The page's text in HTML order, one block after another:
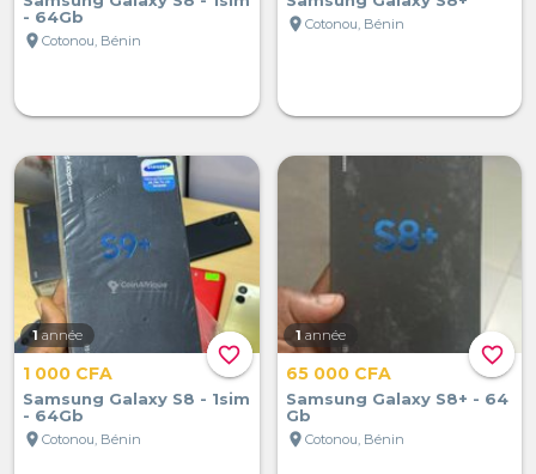
- 64Gb
location_on Cotonou, Bénin
location_on Cotonou, Bénin
favorite_border
1 année
1 000 CFA
Samsung Galaxy S8 - 1sim
- 64Gb
location_on Cotonou, Bénin
favorite_border
1 année
65 000 CFA
Samsung Galaxy S8+ - 64
Gb
location_on Cotonou, Bénin